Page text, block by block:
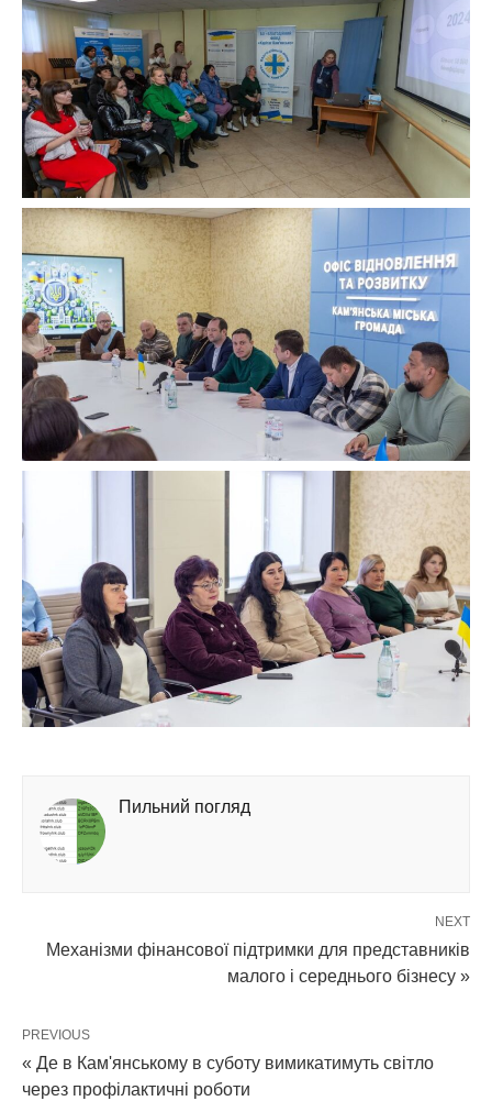
Пильний погляд
NEXT
Механізми фінансової підтримки для представників
малого і середнього бізнесу »
PREVIOUS
« Де в Кам'янському в суботу вимикатимуть світло
через профілактичні роботи